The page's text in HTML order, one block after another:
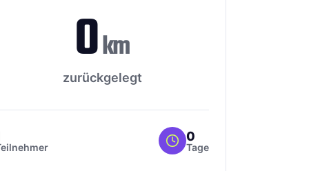
0km
zurückgelegt
0
Tage